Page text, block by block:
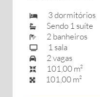
3 dormitórios
Sendo 1 suíte
2 banheiros
1 sala
2 vagas
101,00 m²
101,00 m²